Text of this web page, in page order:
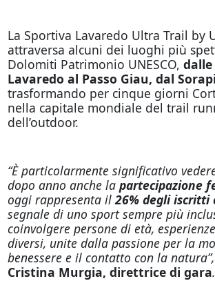
La Sportiva Lavaredo Ultra Trail by
attraversa alcuni dei luoghi più
Dolomiti Patrimonio UNESCO, dalle
Lavaredo al Passo Giau, dal
trasformando per cinque giorni
nella capitale mondiale del trail
dell’outdoor.
“È particolarmente significativo
dopo anno anche la partecipazione
oggi rappresenta il26% degli iscritti
segnale di uno sport sempre più
coinvolgere persone di età,
diversi, unite dalla passione per la
benessere e il contatto con la natura”,
Cristina Murgia, direttrice di gara.